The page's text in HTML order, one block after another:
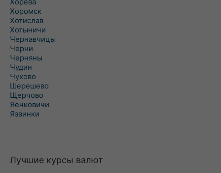
Хоромск
Хотислав
Хотыничи
Чернавчицы
Черни
Черняны
Чудин
Чухово
Шерешево
Щерчово
Яечковичи
Язвинки
Лучшие курсы валют